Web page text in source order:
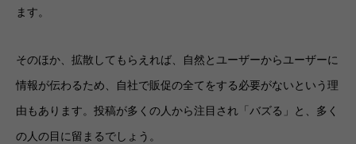
ます。
そのほか、拡散してもらえれば、自然とユーザーからユーザーに
情報が伝わるため、自社で販促の全てをする必要がないという理
由もあります。投稿が多くの人から注目され「バズる」と、多く
の人の目に留まるでしょう。